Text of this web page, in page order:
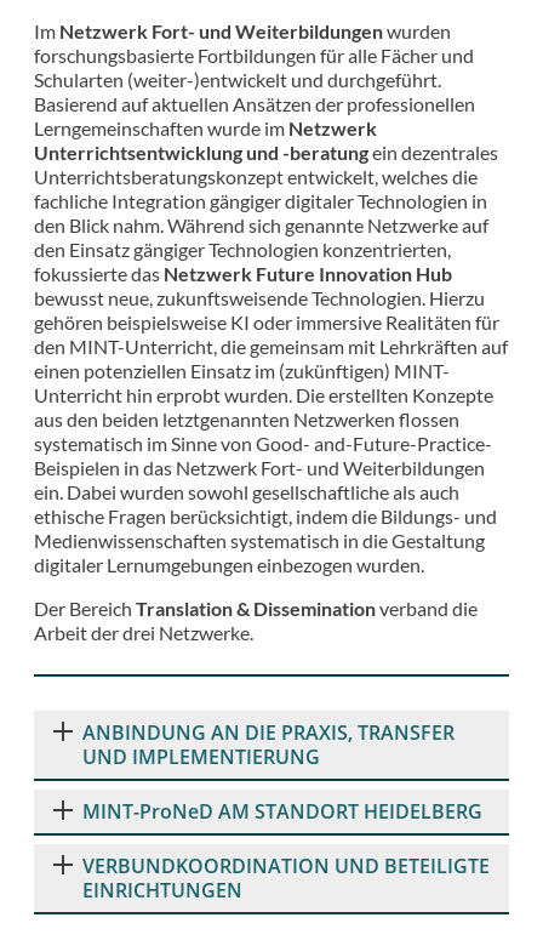
Im Netzwerk Fort- und Weiterbildungenwurden
forschungsbasierte Fortbildungen für alle Fächer und
Schularten (weiter-)entwickelt und durchgeführt.
Basierend auf aktuellen Ansätzen der professionellen
Lerngemeinschaften wurde im Netzwerk
Unterrichtsentwicklung und -beratungein dezentrales
Unterrichtsberatungskonzept entwickelt, welches die
fachliche Integration gängiger digitaler Technologien in
den Blick nahm. Während sich genannte Netzwerke auf
den Einsatz gängiger Technologien konzentrierten,
fokussierte das Netzwerk Future Innovation Hub
bewusst neue, zukunftsweisende Technologien. Hierzu
gehören beispielsweise KI oder immersive Realitäten für
den MINT-Unterricht, die gemeinsam mit Lehrkräften auf
einen potenziellen Einsatz im (zukünftigen) MINT-
Unterricht hin erprobt wurden. Die erstellten Konzepte
aus den beiden letztgenannten Netzwerken flossen
systematisch im Sinne von Good- and-Future-Practice-
Beispielen in das Netzwerk Fort- und Weiterbildungen
ein. Dabei wurden sowohl gesellschaftliche als auch
ethische Fragen berücksichtigt, indem die Bildungs- und
Medienwissenschaften systematisch in die Gestaltung
digitaler Lernumgebungen einbezogen wurden.
Der Bereich Translation & Disseminationverband die
Arbeit der drei Netzwerke.
ANBINDUNG AN DIE PRAXIS, TRANSFER
UND IMPLEMENTIERUNG
MINT-ProNeD AM STANDORT HEIDELBERG
VERBUNDKOORDINATION UND BETEILIGTE
EINRICHTUNGEN